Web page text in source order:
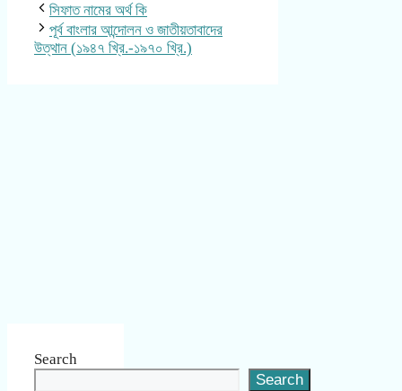
সিফাত নামের অর্থ কি
পূর্ব বাংলার আন্দোলন ও জাতীয়তাবাদের
উত্থান (১৯৪৭ খ্রি.-১৯৭০ খ্রি.)
Search
Search